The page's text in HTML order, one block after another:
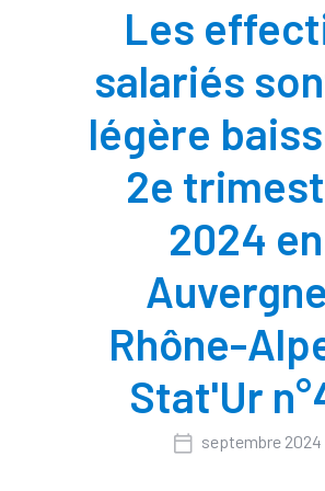
Les
salariés
légère
2e
2024 en
Rhône-
Stat'Ur
septembre 2024